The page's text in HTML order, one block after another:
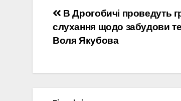
Навігація
записів
В Дрогобичі проведуть
слухання щодо забудови
Воля Якубова